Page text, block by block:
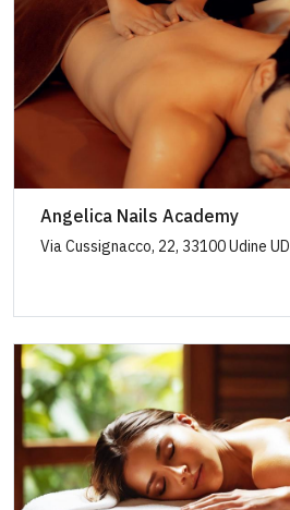
Angelica Nails Academy
Via Cussignacco, 22, 33100 Udine UD